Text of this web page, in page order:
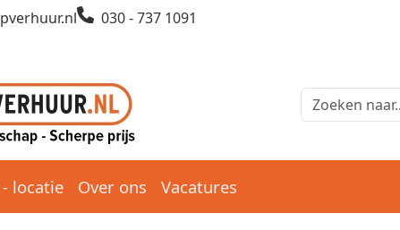
030 - 737 1091
locatie Over ons Vacatures